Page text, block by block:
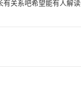
关系吧希望能有人解